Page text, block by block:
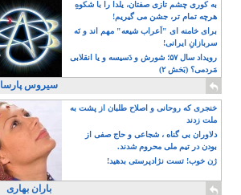
به کوری چشم تازی صفتان، یلدا را با شکوهِ
هرچه تمام تر، جشن می گیریم!
برای خامنه ای "اَعراب شیعه" مهم اند و نَه
سربازانِ ایرانی!
رویداد سال ۵۷؛ شورش و دَسیسه و یا انقلابی
مَردمی؟ (بَخش ۲)
سیروس پارسا
خنجری که روحانی و اصلاح طلبان از پشت به
ملت زدند
دلاوران بی گناه ، شجاعی و حاج صفی از
بودن در تیم ملی محروم شدند.
ژن خوب! تست نژادپرستی بدهید!
باران بهاری